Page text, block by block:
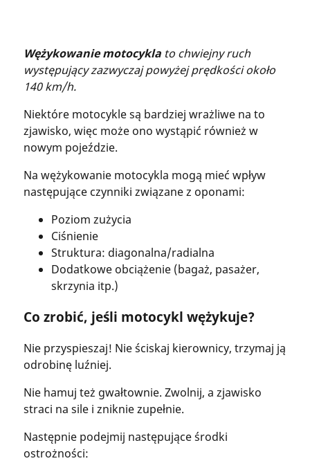
Wężykowanie motocyklato chwiejny ruch
występujący zazwyczaj powyżej prędkości około
140 km/h.
Niektóre motocykle są bardziej wrażliwe na to
zjawisko, więc może ono wystąpić również w
nowym pojeździe.
Na wężykowanie motocykla mogą mieć wpływ
następujące czynniki związane z oponami:
Poziom zużycia
Ciśnienie
Struktura: diagonalna/radialna
Dodatkowe obciążenie (bagaż, pasażer,
skrzynia itp.)
Co zrobić, jeśli motocykl wężykuje?
Nie przyspieszaj! Nie ściskaj kierownicy, trzymaj ją
odrobinę luźniej.
Nie hamuj też gwałtownie. Zwolnij, a zjawisko
straci na sile i zniknie zupełnie.
Następnie podejmij następujące środki
ostrożności: